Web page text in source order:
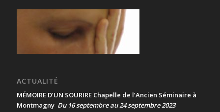
ACTUALITÉ
MÉMOIRE D’UN SOURIRE Chapelle de l’Ancien Séminaire à
Montmagny Du 16 septembre au 24 septembre 2023